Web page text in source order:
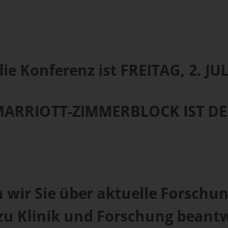
Konferenz ist FREITAG, 2.
ZIMMERBLOCK IST
wir Sie über aktuelle
Klinik und Forschung